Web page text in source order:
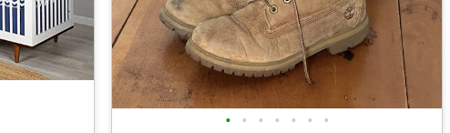
• • • • • • •